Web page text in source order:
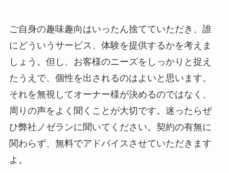
ご自身の趣味趣向はいったん捨てていただき、誰
にどういうサービス、体験を提供するかを考えま
しょう。但し、お客様のニーズをしっかりと捉え
たうえで、個性を出されるのはよいと思います。
それを無視してオーナー様が決めるのではなく、
周りの声をよく聞くことが大切です。迷ったらぜ
ひ弊社ノゼランに聞いてください。契約の有無に
関わらず、無料でアドバイスさせていただきます
よ。